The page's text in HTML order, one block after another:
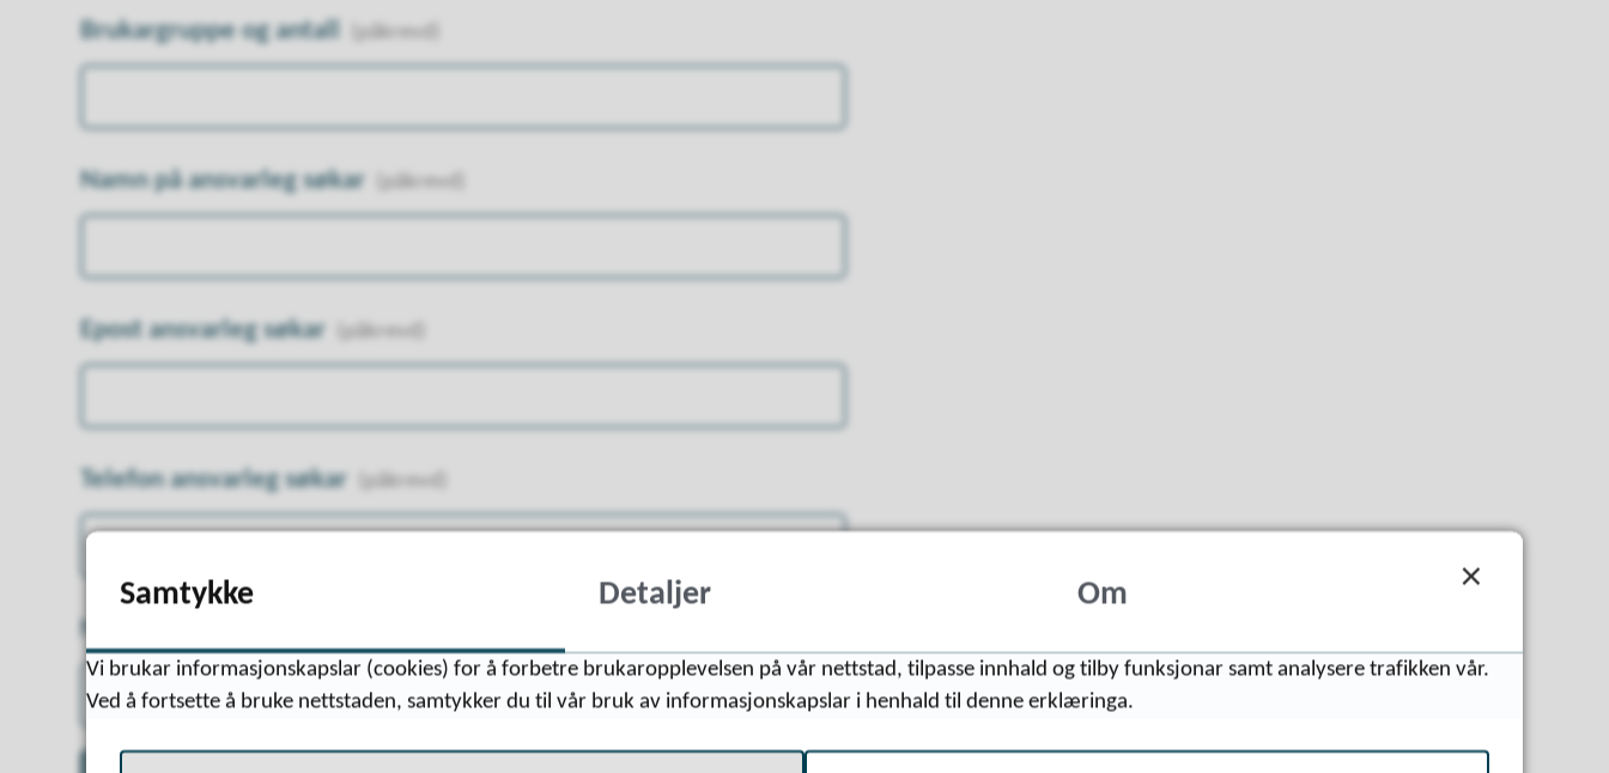
Brukargruppe og antall
Namn på ansvarleg søkar
Epost ansvarleg søkar
Telefon ansvarleg søkar
Namn på den som har vakt
Samtykke Detaljer Om
Vi brukar informasjonskapslar (cookies) for å forbetre brukaropplevelsen på vår nettstad, tilpasse innhald og tilby funksjonar samt analysere trafikken vår.
Ved å fortsette å bruke nettstaden, samtykker du til vår bruk av informasjonskapslar i henhald til denne erklæringa.